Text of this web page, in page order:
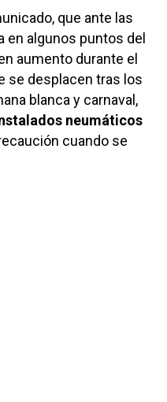
que ante las
en algunos puntos del
aumento durante el
se desplacen tras los
blanca y carnaval,
neumáticos
cuando se